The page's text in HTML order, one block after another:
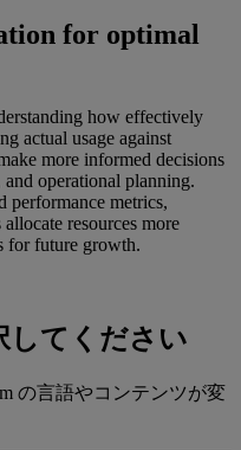
for optimal
how effectively
actual usage against
more informed decisions
operational planning.
performance metrics,
resources more
for future growth.
してください
の言語やコンテンツが変